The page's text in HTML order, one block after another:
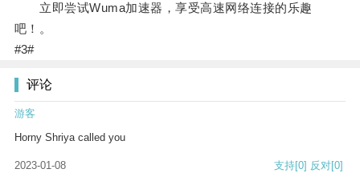
立即尝试Wuma加速器，享受高速网络连接的乐趣
吧！。
#3#
评论
游客
Horny Shriya called you
2023-01-08 支持[0] 反对[0]